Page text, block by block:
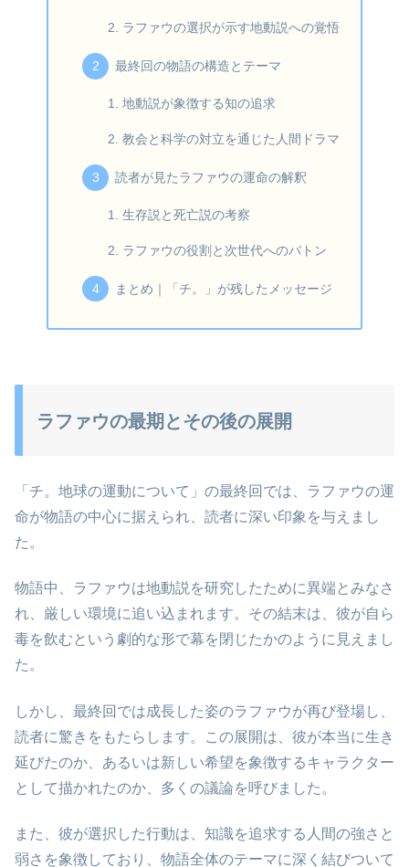
ラファウの選択が示す地動説への覚悟
最終回の物語の構造とテーマ
地動説が象徴する知の追求
教会と科学の対立を通じた人間ドラマ
読者が見たラファウの運命の解釈
生存説と死亡説の考察
ラファウの役割と次世代へのバトン
まとめ｜「チ。」が残したメッセージ
ラファウの最期とその後の展開
「チ。地球の運動について」の最終回では、ラファウの運
命が物語の中心に据えられ、読者に深い印象を与えまし
た。
物語中、ラファウは地動説を研究したために異端とみなさ
れ、厳しい環境に追い込まれます。その結末は、彼が自ら
毒を飲むという劇的な形で幕を閉じたかのように見えまし
た。
しかし、最終回では成長した姿のラファウが再び登場し、
読者に驚きをもたらします。この展開は、彼が本当に生き
延びたのか、あるいは新しい希望を象徴するキャラクター
として描かれたのか、多くの議論を呼びました。
また、彼が選択した行動は、知識を追求する人間の強さと
弱さを象徴しており、物語全体のテーマに深く結びついて